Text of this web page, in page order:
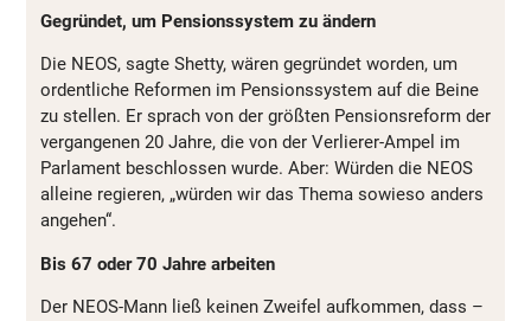
Gegründet, um Pensionssystem zu ändern
Die NEOS, sagte Shetty, wären gegründet worden, um
ordentliche Reformen im Pensionssystem auf die Beine
zu stellen. Er sprach von der größten Pensionsreform der
vergangenen 20 Jahre, die von der Verlierer-Ampel im
Parlament beschlossen wurde. Aber: Würden die NEOS
alleine regieren, „würden wir das Thema sowieso anders
angehen“.
Bis 67 oder 70 Jahre arbeiten
Der NEOS-Mann ließ keinen Zweifel aufkommen, dass –